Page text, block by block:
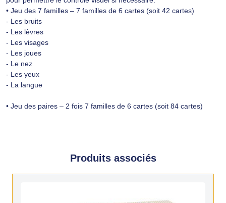
• Jeu des 7 familles – 7 familles de 6 cartes (soit 42 cartes)
- Les bruits
- Les lèvres
- Les visages
- Les joues
- Le nez
- Les yeux
- La langue
• Jeu des paires – 2 fois 7 familles de 6 cartes (soit 84 cartes)
Produits associés